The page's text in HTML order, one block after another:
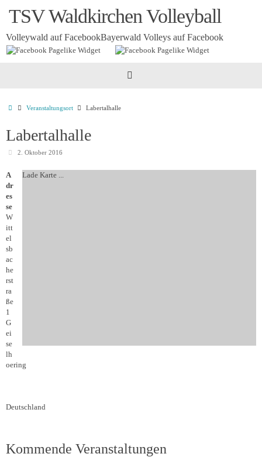
InhaltTSV Waldkirchen Volleyball
Volleywald auf FacebookBayerwald Volleys auf Facebook
Startseite
Veranstaltungsort Labertalhalle
Labertalhalle
2. Oktober 2016
Lade Karte ...
A
dr
es
se
W
itt
el
sb
ac
he
rst
ra
ße
1
G
ei
se
lh
oering
Deutschland
Kommende Veranstaltungen